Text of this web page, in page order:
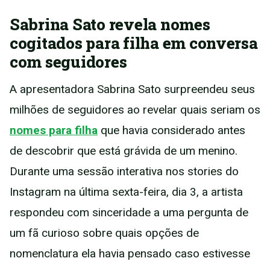
Sabrina Sato revela nomes
cogitados para filha em conversa
com seguidores
A apresentadora Sabrina Sato surpreendeu seus
milhões de seguidores ao revelar quais seriam os
nomes para filha que havia considerado antes
de descobrir que está grávida de um menino.
Durante uma sessão interativa nos stories do
Instagram na última sexta-feira, dia 3, a artista
respondeu com sinceridade a uma pergunta de
um fã curioso sobre quais opções de
nomenclatura ela havia pensado caso estivesse